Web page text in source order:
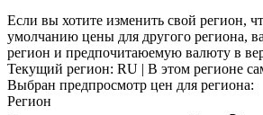
Если вы хотите изменить свой регион,
умолчанию цены для другого региона,
регион и предпочитаюемую валюту в
Текущий регион: RU | В этом регионе
Выбран предпросмотр цен для региона:
Регион